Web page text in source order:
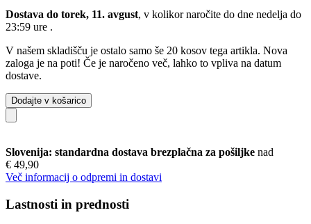
Dostava do torek, 11. avgust, v kolikor naročite do dne nedelja do
23:59 ure .
V našem skladišču je ostalo samo še 20 kosov tega artikla. Nova
zaloga je na poti! Če je naročeno več, lahko to vpliva na datum
dostave.
Dodajte v košarico
Slovenija: standardna dostava brezplačna za pošiljke nad
€ 49,90
Več informacij o odpremi in dostavi
Lastnosti in prednosti